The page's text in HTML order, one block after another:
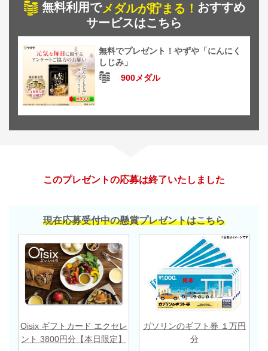
無料利用でメダルが貯まる！ おすすめ
サービスはこちら
無料でプレゼント！やずや「にんにく
しじみ」
900メダル
このプレゼントの応募は終了いたしました
現在応募受付中の懸賞プレゼントはこちら
Oisix ギフトカード エクセレ
ント 3800円分【本日限定】
ガソリンのギフト券 １万円
分